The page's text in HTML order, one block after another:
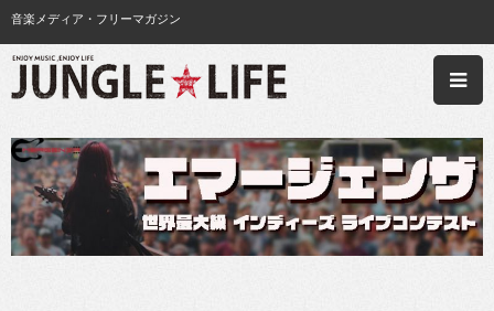
音楽メディア・フリーマガジン